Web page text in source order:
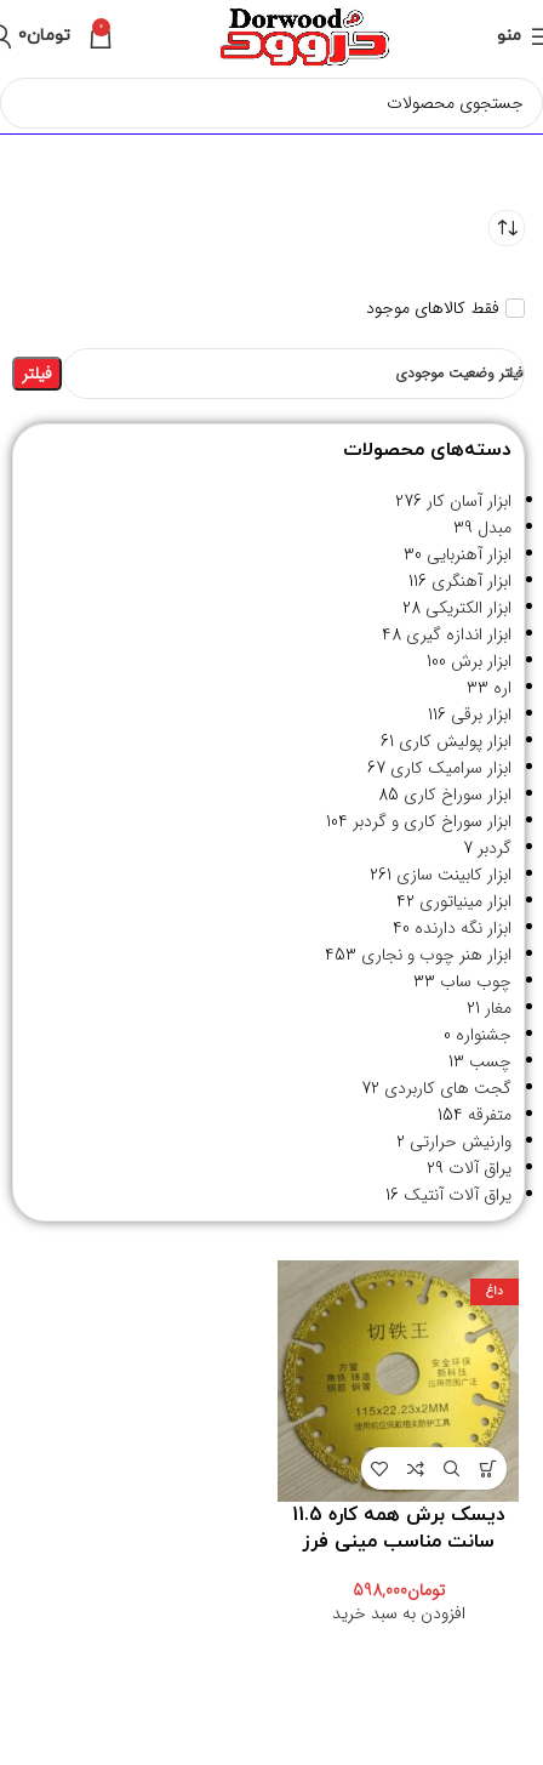
منو 0 تومان0
فقط کالاهای موجود
فیلتر وضعیت موجودی فیلتر
دسته‌های محصولات
ابزار آسان کار 276
مبدل 39
ابزار آهنربایی 30
ابزار آهنگری 116
ابزار الکتریکی 28
ابزار اندازه گیری 48
ابزار برش 100
اره 33
ابزار برقی 116
ابزار پولیش کاری 61
ابزار سرامیک کاری 67
ابزار سوراخ کاری 85
ابزار سوراخ کاری و گردبر 104
گردبر 7
ابزار کابینت سازی 261
ابزار مینیاتوری 42
ابزار نگه دارنده 40
ابزار هنر چوب و نجاری 453
چوب ساب 33
مغار 21
جشنواره 0
چسب 13
گجت های کاربردی 72
متفرقه 154
وارنیش حرارتی 2
یراق آلات 29
یراق آلات آنتیک 16
داغ
دیسک برش همه کاره 11.5
سانت مناسب مینی فرز
تومان598,000
افزودن به سبد خرید